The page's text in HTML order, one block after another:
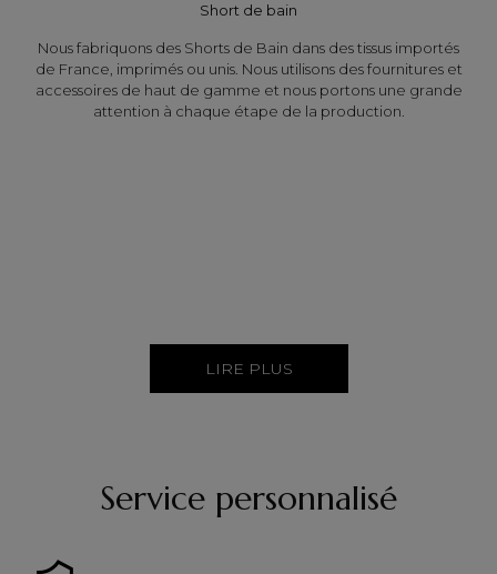
Short de bain
Nous fabriquons des Shorts de Bain dans des tissus importés
de France, imprimés ou unis. Nous utilisons des fournitures et
accessoires de haut de gamme et nous portons une grande
attention à chaque étape de la production.
LIRE PLUS
Service personnalisé